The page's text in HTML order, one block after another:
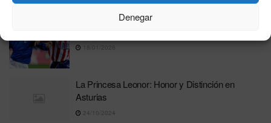
Denegar
18/01/2026
La Princesa Leonor: Honor y Distinción en
Asturias
24/10/2024